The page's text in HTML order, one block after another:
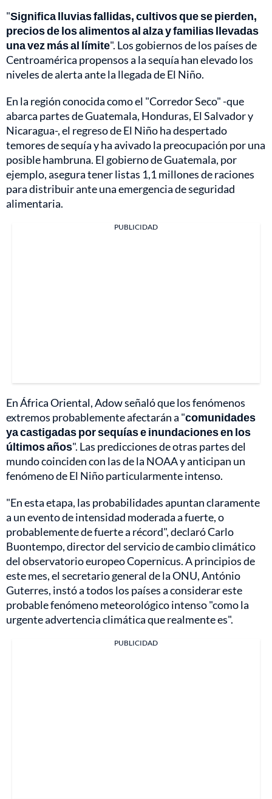
"Significa lluvias fallidas, cultivos que se pierden,
precios de los alimentos al alza y familias llevadas
una vez más al límite". Los gobiernos de los países de
Centroamérica propensos a la sequía han elevado los
niveles de alerta ante la llegada de El Niño.
En la región conocida como el "Corredor Seco" -que
abarca partes de Guatemala, Honduras, El Salvador y
Nicaragua-, el regreso de El Niño ha despertado
temores de sequía y ha avivado la preocupación por una
posible hambruna. El gobierno de Guatemala, por
ejemplo, asegura tener listas 1,1 millones de raciones
para distribuir ante una emergencia de seguridad
alimentaria.
PUBLICIDAD
En África Oriental, Adow señaló que los fenómenos
extremos probablemente afectarán a "comunidades
ya castigadas por sequías e inundaciones en los
últimos años". Las predicciones de otras partes del
mundo coinciden con las de la NOAA y anticipan un
fenómeno de El Niño particularmente intenso.
"En esta etapa, las probabilidades apuntan claramente
a un evento de intensidad moderada a fuerte, o
probablemente de fuerte a récord", declaró Carlo
Buontempo, director del servicio de cambio climático
del observatorio europeo Copernicus. A principios de
este mes, el secretario general de la ONU, António
Guterres, instó a todos los países a considerar este
probable fenómeno meteorológico intenso "como la
urgente advertencia climática que realmente es".
PUBLICIDAD